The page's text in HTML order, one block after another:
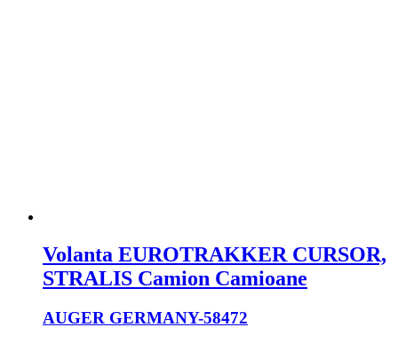
Volanta EUROTRAKKER CURSOR,
STRALIS Camion Camioane
AUGER GERMANY-58472